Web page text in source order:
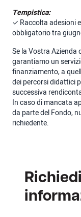
Tempistica:
✓ Raccolta adesioni
obbligatorio tra
Se la Vostra Azienda
garantiamo un
finanziamento, a
dei percorsi didattici
successiva
In caso di mancata
da parte del Fondo,
richiedente.